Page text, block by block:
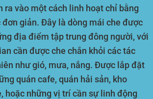
ra vào một cách linh hoạt chỉ bằng
giản. Đây là dòng mái che được
địa điểm tập trung đông người, với
cần được che chắn khỏi các tác
như gió, mưa, nắng. Được lắp đặt
quán cafe, quán hải sản, kho
hoặc những vị trí cần sự linh động